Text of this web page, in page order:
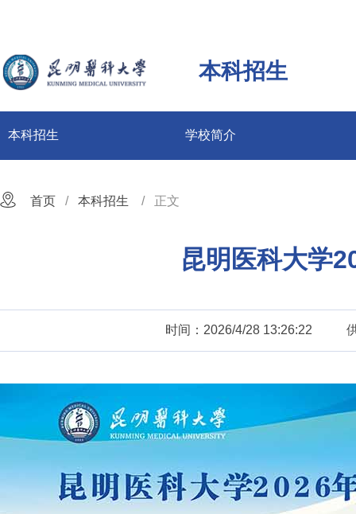
本科招生
本科招生 学校简介
首页 本科招生 正文
昆明医科大学
时间：2026/4/28 13:26:22